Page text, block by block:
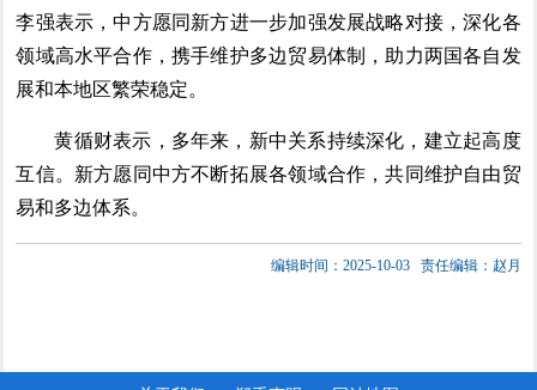
李强表示，中方愿同新方进一步加强发展战略对接，深化各
领域高水平合作，携手维护多边贸易体制，助力两国各自发
展和本地区繁荣稳定。
黄循财表示，多年来，新中关系持续深化，建立起高度
互信。新方愿同中方不断拓展各领域合作，共同维护自由贸
易和多边体系。
编辑时间：2025-10-03 责任编辑：赵月